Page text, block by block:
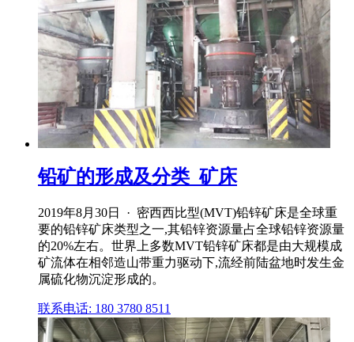
铅矿的形成及分类_矿床
2019年8月30日 · 密西西比型(MVT)铅锌矿床是全球重
要的铅锌矿床类型之一,其铅锌资源量占全球铅锌资源量
的20%左右。世界上多数MVT铅锌矿床都是由大规模成
矿流体在相邻造山带重力驱动下,流经前陆盆地时发生金
属硫化物沉淀形成的。
联系电话: 180 3780 8511